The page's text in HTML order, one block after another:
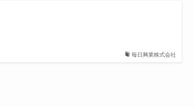
毎日興業株式会社